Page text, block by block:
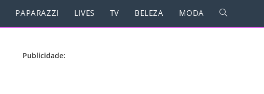
PAPARAZZI LIVES TV BELEZA MODA
Publicidade: